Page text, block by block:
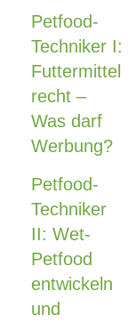
Petfood-
Techniker I:
Futtermittel
recht –
Was darf
Werbung?
Petfood-
Techniker
II: Wet-
Petfood
entwickeln
und